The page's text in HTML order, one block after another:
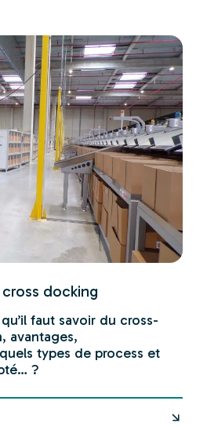
docking
faut savoir du cross-
avantages,
types de process et
?